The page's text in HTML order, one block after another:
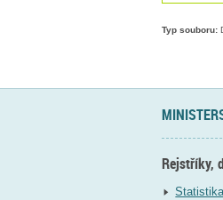
Typ souboru:
Rejstříky,